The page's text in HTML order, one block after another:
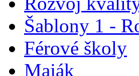
Šablony 1 -
Férové školy
Maják